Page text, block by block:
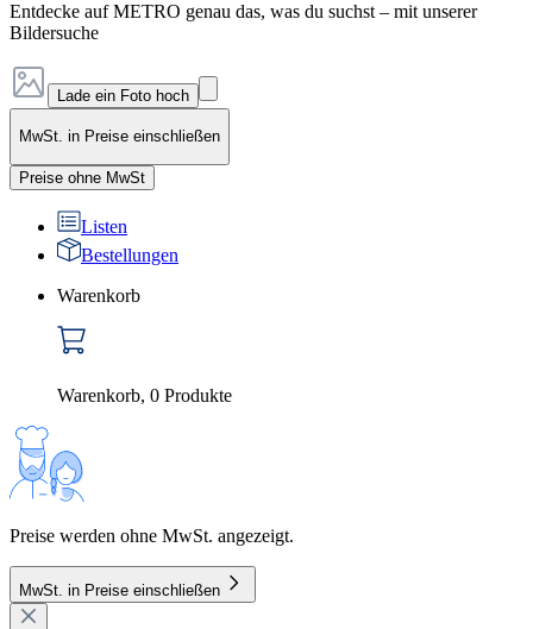
Entdecke auf METRO genau das, was du suchst – mit unserer
Bildersuche
Lade ein Foto hoch
MwSt. in Preise einschließen
Preise ohne MwSt
Listen
Bestellungen
Warenkorb
Warenkorb, 0 Produkte
Preise werden ohne MwSt. angezeigt.
MwSt. in Preise einschließen